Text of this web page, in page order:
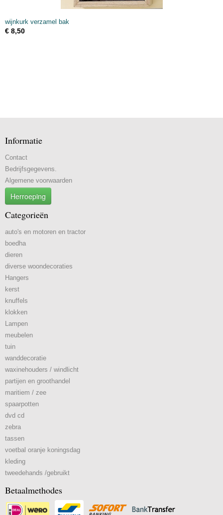
wijnkurk verzamel bak
€ 8,50
Informatie
Contact
Bedrijfsgegevens.
Algemene voorwaarden
Herroeping
Categorieën
auto's en motoren en tractor
boedha
dieren
diverse woondecoraties
Hangers
kerst
knuffels
klokken
Lampen
meubelen
tuin
wanddecoratie
waxinehouders / windlicht
partijen en groothandel
maritiem / zee
spaarpotten
dvd cd
zebra
tassen
voetbal oranje koningsdag
kleding
tweedehands /gebruikt
Betaalmethodes